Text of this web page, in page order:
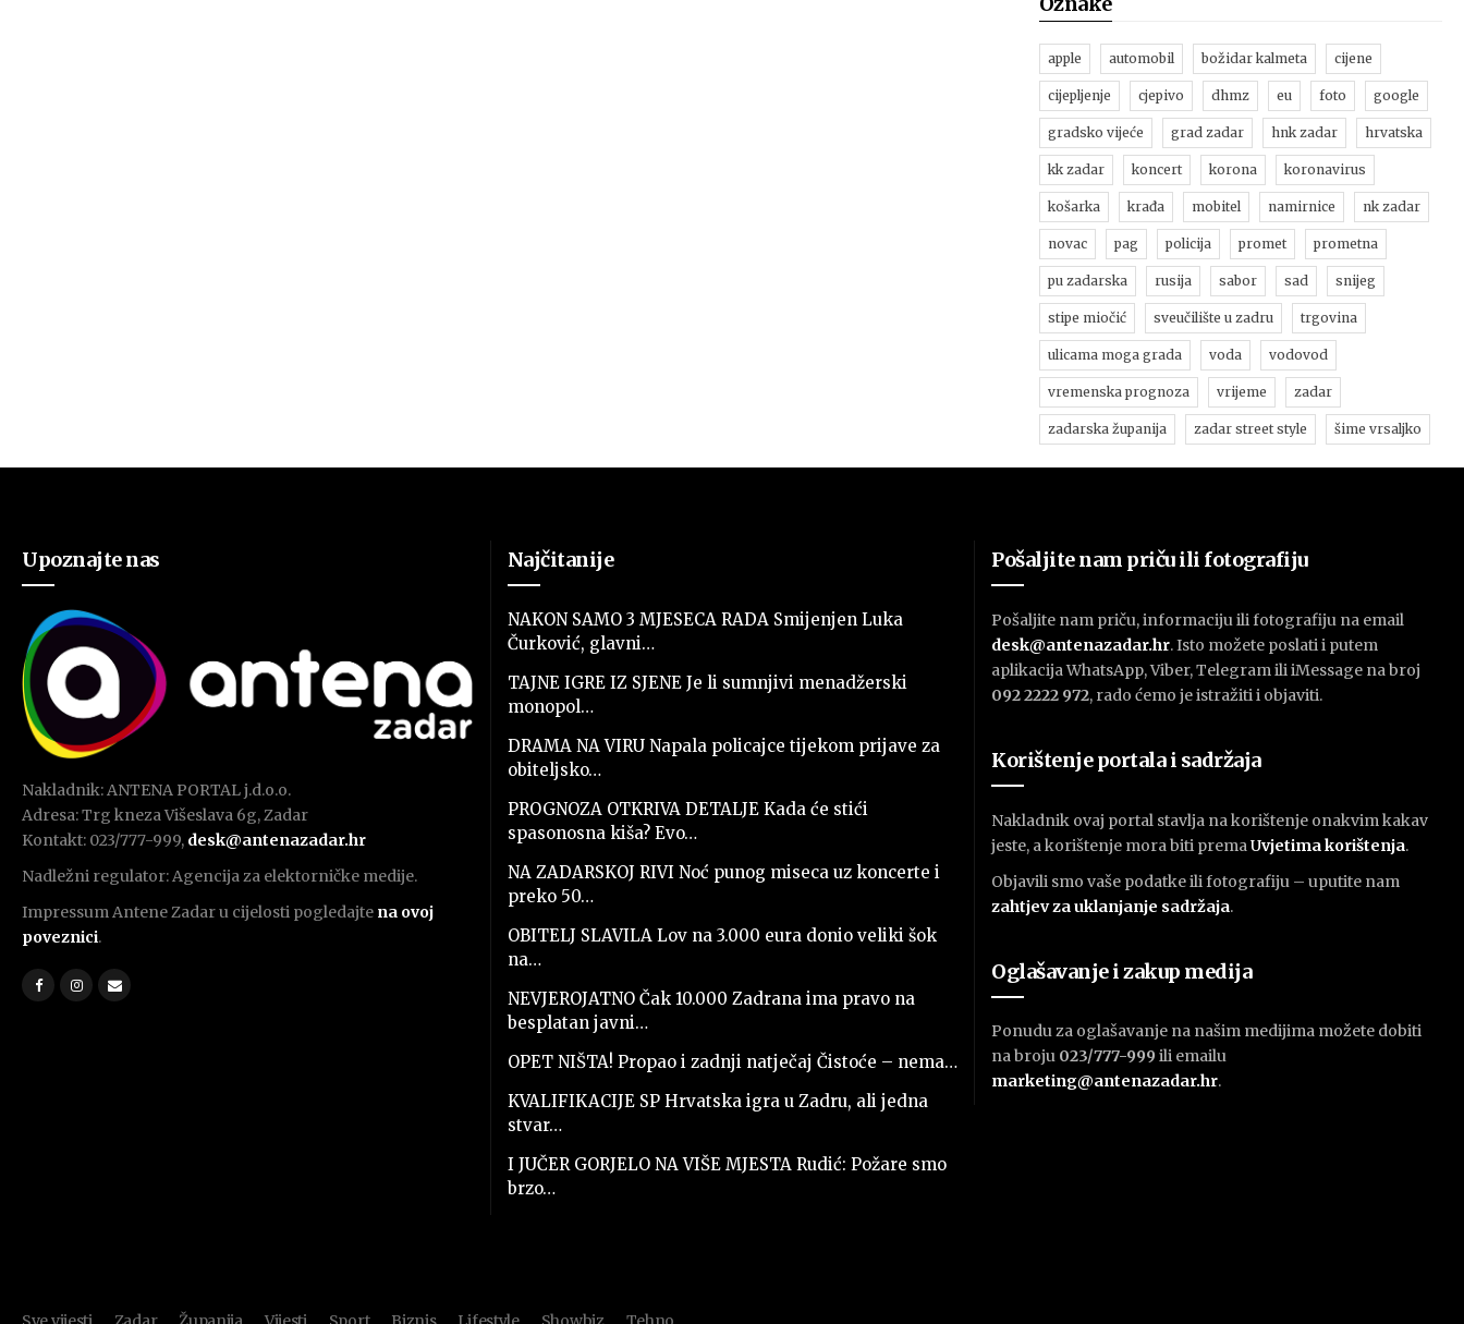
apple automobil božidar kalmeta cijene
cijepljenje cjepivo dhmz eu foto google
gradsko vijeće grad zadar hnk zadar hrvatska
kk zadar koncert korona koronavirus
košarka krađa mobitel namirnice nk zadar
novac pag policija promet prometna
pu zadarska rusija sabor sad snijeg
stipe miočić sveučilište u zadru trgovina
ulicama moga grada voda vodovod
vremenska prognoza vrijeme zadar
zadarska županija zadar street style šime vrsaljko
Upoznajte nas
Nakladnik: ANTENA PORTAL j.d.o.o.
Adresa: Trg kneza Višeslava 6g, Zadar
Kontakt: 023/777-999, desk@antenazadar.hr
Nadležni regulator: Agencija za elektorničke medije.
Impressum Antene Zadar u cijelosti pogledajte na ovoj
poveznici.
Najčitanije
NAKON SAMO 3 MJESECA RADA Smijenjen Luka
Čurković, glavni…
TAJNE IGRE IZ SJENE Je li sumnjivi menadžerski
monopol…
DRAMA NA VIRU Napala policajce tijekom prijave za
obiteljsko…
PROGNOZA OTKRIVA DETALJE Kada će stići
spasonosna kiša? Evo…
NA ZADARSKOJ RIVI Noć punog miseca uz koncerte i
preko 50…
OBITELJ SLAVILA Lov na 3.000 eura donio veliki šok
na…
NEVJEROJATNO Čak 10.000 Zadrana ima pravo na
besplatan javni…
OPET NIŠTA! Propao i zadnji natječaj Čistoće – nema…
KVALIFIKACIJE SP Hrvatska igra u Zadru, ali jedna
stvar…
I JUČER GORJELO NA VIŠE MJESTA Rudić: Požare smo
brzo…
Pošaljite nam priču ili fotografiju
Pošaljite nam priču, informaciju ili fotografiju na email
desk@antenazadar.hr. Isto možete poslati i putem
aplikacija WhatsApp, Viber, Telegram ili iMessage na broj
092 2222 972, rado ćemo je istražiti i objaviti.
Korištenje portala i sadržaja
Nakladnik ovaj portal stavlja na korištenje onakvim kakav
jeste, a korištenje mora biti premaUvjetima korištenja.
Objavili smo vaše podatke ili fotografiju – uputite nam
zahtjev za uklanjanje sadržaja.
Oglašavanje i zakup medija
Ponudu za oglašavanje na našim medijima možete dobiti
na broju 023/777-999 ili emailu
marketing@antenazadar.hr.